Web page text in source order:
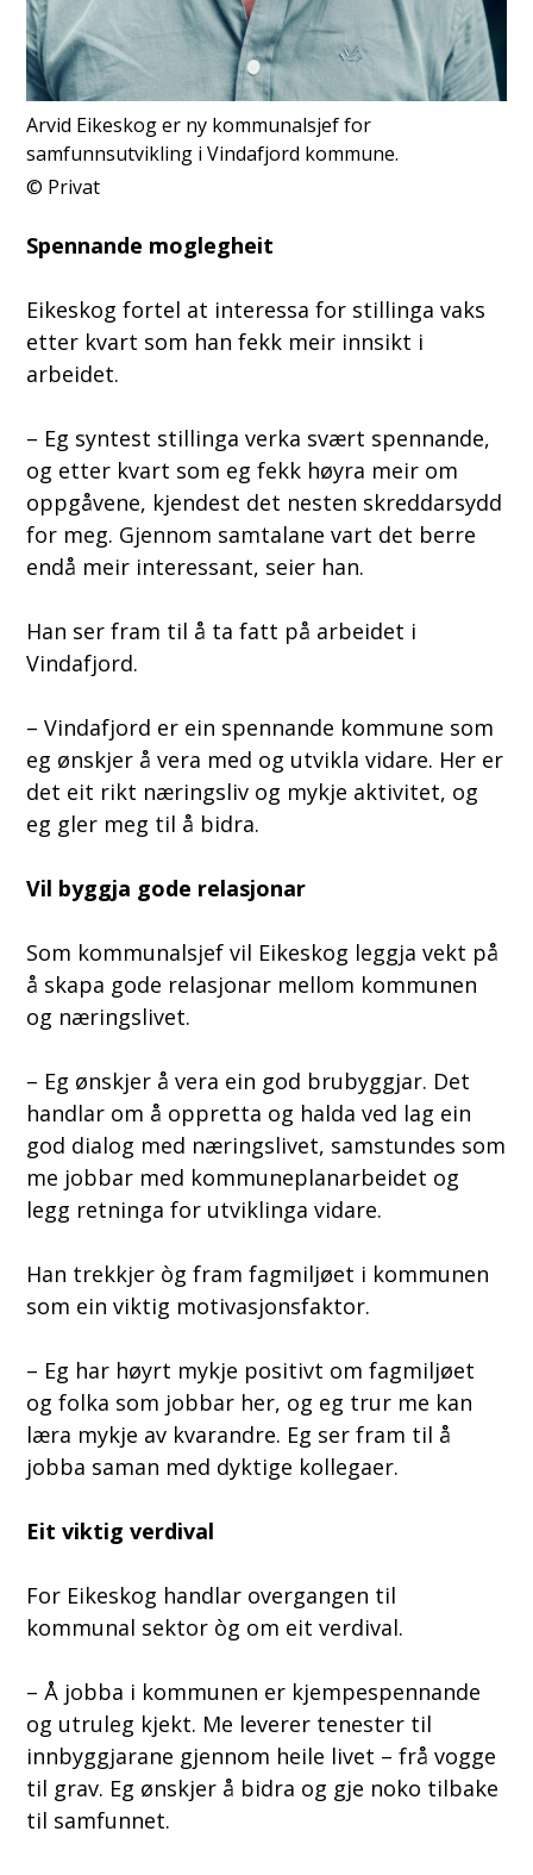
Arvid Eikeskog er ny kommunalsjef for
samfunnsutvikling i Vindafjord kommune.
Privat
Spennande moglegheit
Eikeskog fortel at interessa for stillinga vaks
etter kvart som han fekk meir innsikt i
arbeidet.
– Eg syntest stillinga verka svært spennande,
og etter kvart som eg fekk høyra meir om
oppgåvene, kjendest det nesten skreddarsydd
for meg. Gjennom samtalane vart det berre
endå meir interessant, seier han.
Han ser fram til å ta fatt på arbeidet i
Vindafjord.
– Vindafjord er ein spennande kommune som
eg ønskjer å vera med og utvikla vidare. Her er
det eit rikt næringsliv og mykje aktivitet, og
eg gler meg til å bidra.
Vil byggja gode relasjonar
Som kommunalsjef vil Eikeskog leggja vekt på
å skapa gode relasjonar mellom kommunen
og næringslivet.
– Eg ønskjer å vera ein god brubyggjar. Det
handlar om å oppretta og halda ved lag ein
god dialog med næringslivet, samstundes som
me jobbar med kommuneplanarbeidet og
legg retninga for utviklinga vidare.
Han trekkjer òg fram fagmiljøet i kommunen
som ein viktig motivasjonsfaktor.
– Eg har høyrt mykje positivt om fagmiljøet
og folka som jobbar her, og eg trur me kan
læra mykje av kvarandre. Eg ser fram til å
jobba saman med dyktige kollegaer.
Eit viktig verdival
For Eikeskog handlar overgangen til
kommunal sektor òg om eit verdival.
– Å jobba i kommunen er kjempespennande
og utruleg kjekt. Me leverer tenester til
innbyggjarane gjennom heile livet – frå vogge
til grav. Eg ønskjer å bidra og gje noko tilbake
til samfunnet.